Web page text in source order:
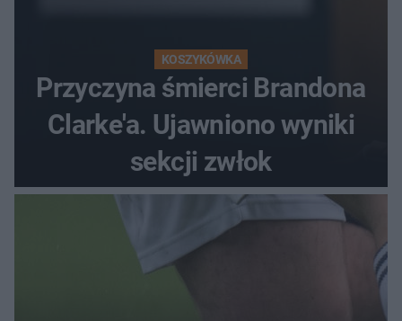
KOSZYKÓWKA
Przyczyna śmierci Brandona
Clarke'a. Ujawniono wyniki
sekcji zwłok